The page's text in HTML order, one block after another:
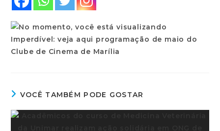
VOCÊ TAMBÉM PODE GOSTAR